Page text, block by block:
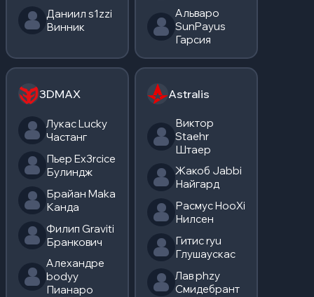
Даниил s1zzi
Винник
Альваро
SunPayus
Гарсия
3DMAX
Лукас Lucky
Частанг
Пьер Ex3rcice
Булиндж
Брайан Maka
Канда
Филип Graviti
Бранкович
Алехандре
bodyy
Пианаро
Astralis
Виктор
Staehr
Штаер
Жакоб Jabbi
Найгард
Расмус HooXi
Нилсен
Гитис ryu
Глушаускас
Лав phzy
Смидебрант